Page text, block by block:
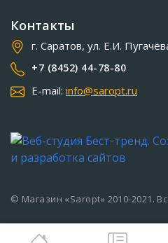
Контакты
г. Саратов, ул. Е.И.
+7 (8452) 44-78-80
E-mail: info@saropt.ru
© Магазин «Saropt» 2010-2021.